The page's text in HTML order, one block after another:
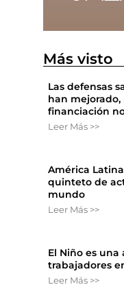
Más visto
Las defensas
han mejorado,
financiación
Leer Más >>
América
quinteto de
mundo
Leer Más >>
El Niño es una
trabajadores
Leer Más >>